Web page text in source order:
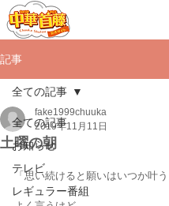
記事
全ての記事
お知らせ
テレビ
レギュラー番組
全ての記事
土曜の朝
fake1999chuuka
2019年11月11日
「思い続けると願いはいつか叶う